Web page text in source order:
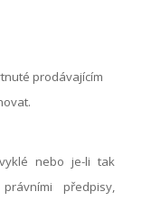
prodávajícím
nebo je-li tak
předpisy,